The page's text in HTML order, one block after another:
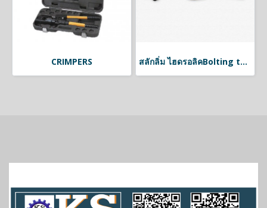
CRIMPERS สลักลิ่ม ไฮดรอลิคBolting tools